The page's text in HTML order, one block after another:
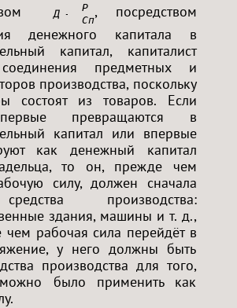
Д — Т<
Р
Сп, посредством
денежного капитала в
капитал, капиталист
соединения предметных и
производства, поскольку
состоят из товаров. Если
превращаются в
капитал или впервые
как денежный капитал
то он, прежде чем
силу, должен сначала
производства:
здания, машины и т. д.,
рабочая сила перейдёт в
у него должны быть
производства для того,
было применить как